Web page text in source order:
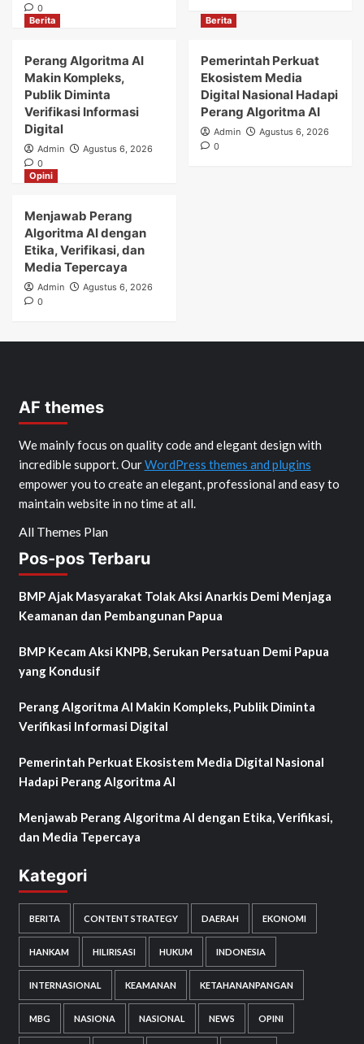
0
Berita
Perang Algoritma AI
Makin Kompleks,
Publik Diminta
Verifikasi Informasi
Digital
Admin
Agustus 6, 2026
0
Berita
Pemerintah Perkuat
Ekosistem Media
Digital Nasional Hadapi
Perang Algoritma AI
Admin
Agustus 6, 2026
0
Opini
Menjawab Perang
Algoritma AI dengan
Etika, Verifikasi, dan
Media Tepercaya
Admin
Agustus 6, 2026
0
AF themes
We mainly focus on quality code and elegant design with
incredible support. OurWordPress themes and plugins
empower you to create an elegant, professional and easy to
maintain website in no time at all.
All Themes Plan
Pos-pos Terbaru
BMP Ajak Masyarakat Tolak Aksi Anarkis Demi Menjaga
Keamanan dan Pembangunan Papua
BMP Kecam Aksi KNPB, Serukan Persatuan Demi Papua
yang Kondusif
Perang Algoritma AI Makin Kompleks, Publik Diminta
Verifikasi Informasi Digital
Pemerintah Perkuat Ekosistem Media Digital Nasional
Hadapi Perang Algoritma AI
Menjawab Perang Algoritma AI dengan Etika, Verifikasi,
dan Media Tepercaya
Kategori
BERITA CONTENT STRATEGY DAERAH EKONOMI
HANKAM HILIRISASI HUKUM INDONESIA
INTERNASIONAL KEAMANAN KETAHANANPANGAN
MBG NASIONA NASIONAL NEWS OPINI